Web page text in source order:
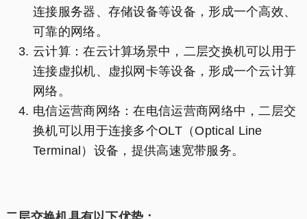
连接服务器、存储设备等设备，形成一个高效、
可靠的网络。
云计算：在云计算场景中，二层交换机可以用于
连接虚拟机、虚拟网卡等设备，形成一个云计算
网络。
电信运营商网络：在电信运营商网络中，二层交
换机可以用于连接多个OLT（Optical Line
Terminal）设备，提供高速宽带服务。